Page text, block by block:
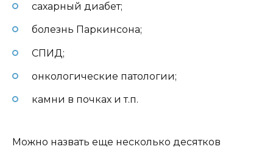
сахарный диабет;
болезнь Паркинсона;
СПИД;
онкологические патологии;
камни в почках и т.п.
Можно назвать еще несколько десятков